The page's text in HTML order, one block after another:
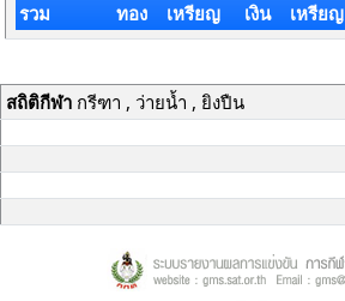
รวม
ทอง เหรียญ
เงิน เหรียญ
สถิติกีฬากรีฑา , ว่ายน้ำ , ยิงปืน